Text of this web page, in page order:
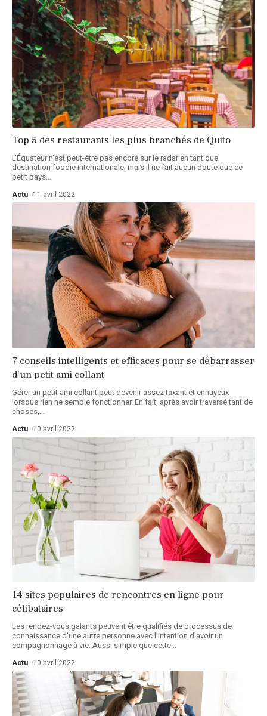
Top 5 des restaurants les plus branchés de Quito
L'Équateur n'est peut-être pas encore sur le radar en tant que
destination foodie internationale, mais il ne fait aucun doute que ce
petit pays…
Actu 11 avril 2022
7 conseils intelligents et efficaces pour se débarrasser
d’un petit ami collant
Gérer un petit ami collant peut devenir assez taxant et ennuyeux
lorsque rien ne semble fonctionner. En fait, après avoir traversé tant de
choses,…
Actu 10 avril 2022
14 sites populaires de rencontres en ligne pour
célibataires
Les rendez-vous galants peuvent être qualifiés de processus de
connaissance d'une autre personne avec l'intention d'avoir un
compagnonnage à vie. Aussi simple que cette…
Actu 10 avril 2022